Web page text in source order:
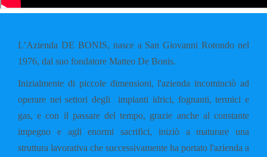
L’Azienda DE BONIS, nasce a San Giovanni Rotondo nel
1976, dal suo fondatore Matteo De Bonis.
Inizialmente di piccole dimensioni, l'azienda incominciò ad
operare nei settori degli impianti idrici, fognanti, termici e
gas, e con il passare del tempo, grazie anche al constante
impegno e agli enormi sacrifici, iniziò a maturare una
struttura lavorativa che successivamente ha portato l'azienda a